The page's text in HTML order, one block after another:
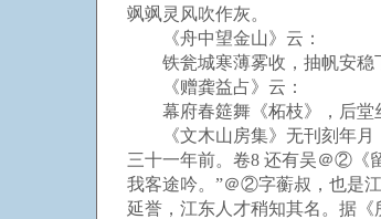
飒飒灵风吹作灰。
《舟中望金山》云：
铁瓮城寒薄雾收，抽帆安稳下
《赠龚益占》云：
幕府春筵舞《柘枝》，后堂丝
《文木山房集》无刊刻年月，
三十一年前。卷8 还有吴＠②《
我客途吟。”＠②字蘅叔，也是
延誉，江东人才稍知其名。据